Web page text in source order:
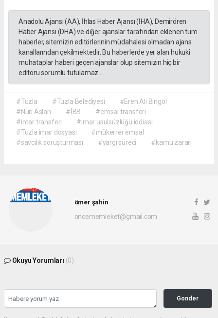
Anadolu Ajansı (AA), İhlas Haber Ajansı (İHA), Demirören
Haber Ajansı (DHA) ve diğer ajanslar tarafından eklenen tüm
haberler, sitemizin editörlerinin müdahalesi olmadan ajans
kanallarından çekilmektedir. Bu haberlerde yer alan hukuki
muhataplar haberi geçen ajanslar olup sitemizin hiç bir
editörü sorumlu tutulamaz...
#Tuzla #Tuzla Belediyesi
#Eren Ali Bingöl
#Nuri Aslan
#İBB
#emsal transferi
#imar transferi
#imar usulsüzlüğü iddiası
#Tuzla imar dosyası
#mükerrer emsal
#savcılık soruşturması
#yargı süreci #kamu zararı
ömer şahin
oncememleket@gmail.com
Okuyu Yorumları (0)
Gonder